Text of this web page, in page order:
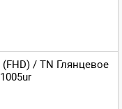
/ TN Глянцевое